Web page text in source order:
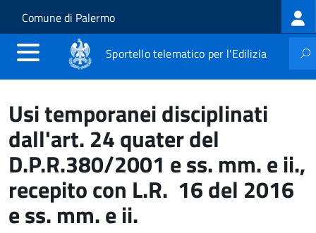
Salta al contenuto principale
Skip to site navigation
Comune di Palermo
Sportello telematico per l'Edilizia
Usi temporanei disciplinati
dall'art. 24 quater del
D.P.R.380/2001 e ss. mm. e ii.,
recepito con L.R. 16 del 2016
e ss. mm. e ii.